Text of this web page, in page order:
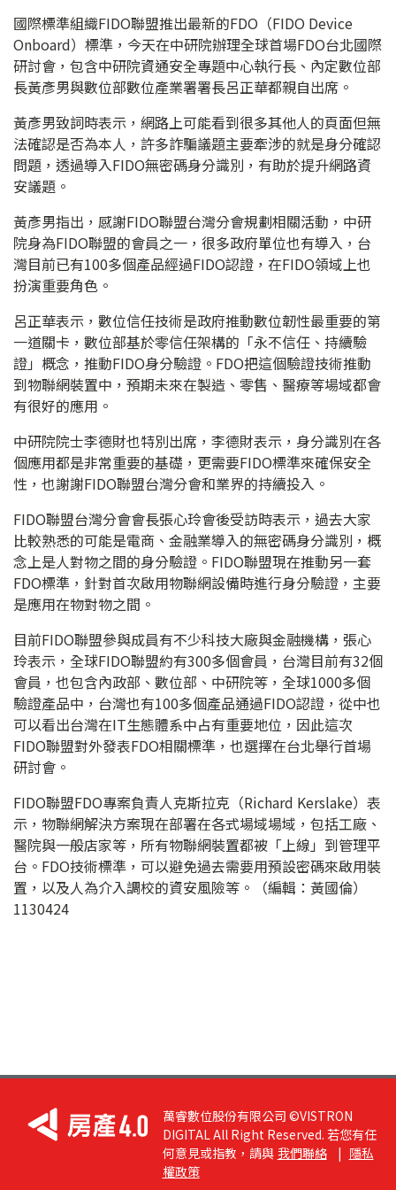
國際標準組織FIDO聯盟推出最新的FDO（FIDO Device
Onboard）標準，今天在中研院辦理全球首場FDO台北國際
研討會，包含中研院資通安全專題中心執行長、內定數位部
長黃彥男與數位部數位產業署署長呂正華都親自出席。
黃彥男致詞時表示，網路上可能看到很多其他人的頁面但無
法確認是否為本人，許多詐騙議題主要牽涉的就是身分確認
問題，透過導入FIDO無密碼身分識別，有助於提升網路資
安議題。
黃彥男指出，感謝FIDO聯盟台灣分會規劃相關活動，中研
院身為FIDO聯盟的會員之一，很多政府單位也有導入，台
灣目前已有100多個產品經過FIDO認證，在FIDO領域上也
扮演重要角色。
呂正華表示，數位信任技術是政府推動數位韌性最重要的第
一道關卡，數位部基於零信任架構的「永不信任、持續驗
證」概念，推動FIDO身分驗證。FDO把這個驗證技術推動
到物聯網裝置中，預期未來在製造、零售、醫療等場域都會
有很好的應用。
中研院院士李德財也特別出席，李德財表示，身分識別在各
個應用都是非常重要的基礎，更需要FIDO標準來確保安全
性，也謝謝FIDO聯盟台灣分會和業界的持續投入。
FIDO聯盟台灣分會會長張心玲會後受訪時表示，過去大家
比較熟悉的可能是電商、金融業導入的無密碼身分識別，概
念上是人對物之間的身分驗證。FIDO聯盟現在推動另一套
FDO標準，針對首次啟用物聯網設備時進行身分驗證，主要
是應用在物對物之間。
目前FIDO聯盟參與成員有不少科技大廠與金融機構，張心
玲表示，全球FIDO聯盟約有300多個會員，台灣目前有32個
會員，也包含內政部、數位部、中研院等，全球1000多個
驗證產品中，台灣也有100多個產品通過FIDO認證，從中也
可以看出台灣在IT生態體系中占有重要地位，因此這次
FIDO聯盟對外發表FDO相關標準，也選擇在台北舉行首場
研討會。
FIDO聯盟FDO專案負責人克斯拉克（Richard Kerslake）表
示，物聯網解決方案現在部署在各式場域場域，包括工廠、
醫院與一般店家等，所有物聯網裝置都被「上線」到管理平
台。FDO技術標準，可以避免過去需要用預設密碼來啟用裝
置，以及人為介入調校的資安風險等。（編輯：黃國倫）
1130424
萬睿數位股份有限公司 ©VISTRON
DIGITAL All Right Reserved. 若您有任
何意見或指教，請與 我們聯絡 | 隱私
權政策